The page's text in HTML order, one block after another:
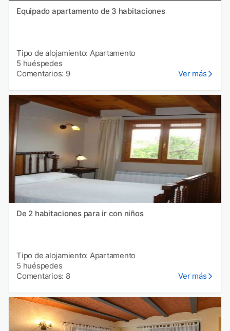
Equipado apartamento de 3 habitaciones
Tipo de alojamiento: Apartamento
5 huéspedes
Comentarios: 9
Ver más
De 2 habitaciones para ir con niños
Tipo de alojamiento: Apartamento
5 huéspedes
Comentarios: 8
Ver más